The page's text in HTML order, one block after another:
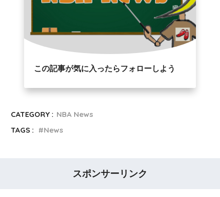
この記事が気に入ったらフォローしよう
CATEGORY : NBA News
TAGS :
News
スポンサーリンク